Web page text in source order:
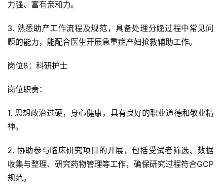
力强、富有亲和力。
3. 熟悉助产工作流程及规范，具备处理分娩过程中常见问
题的能力，能配合医生开展急重症产妇抢救辅助工作。
岗位8：科研护士
岗位职责：
1. 思想政治过硬，身心健康，具有良好的职业道德和敬业精
神。
2. 协助参与临床研究项目的开展，包括受试者筛选、数据
收集与整理、研究药物管理等工作，确保研究过程符合GCP
规范。